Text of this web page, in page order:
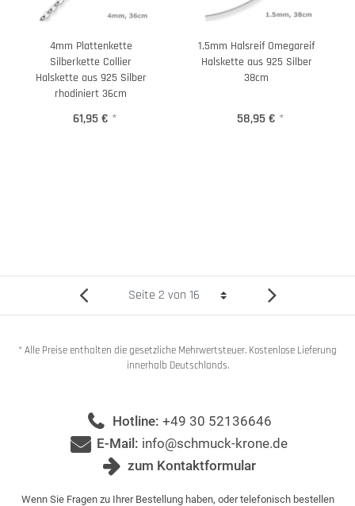
4mm Plattenkette
Silberkette Collier
Halskette aus 925 Silber
rhodiniert 36cm
61,95 € *
1,5mm Halsreif Omegareif
Halskette aus 925 Silber
38cm
58,95 € *
* Alle Preise enthalten die gesetzliche Mehrwertsteuer. Kostenlose Lieferung
innerhalb Deutschlands.
Hotline: +49 30 52136646
E-Mail: info@schmuck-krone.de
zum Kontaktformular
Wenn Sie Fragen zu Ihrer Bestellung haben, oder telefonisch bestellen